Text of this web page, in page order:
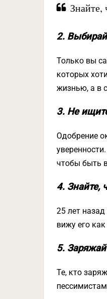
Знайте,
2.
Только вы
которых
жизнью, а в
3. Не
Одобрение
чтобы быть
4. Знайте,
25 лет
вижу его
5.
Те, кто